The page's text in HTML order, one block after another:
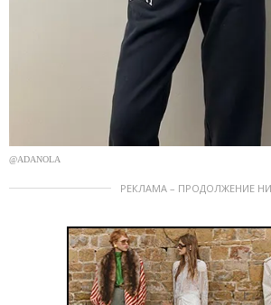
@ADANOLA
РЕКЛАМА – ПРОДОЛЖЕНИЕ